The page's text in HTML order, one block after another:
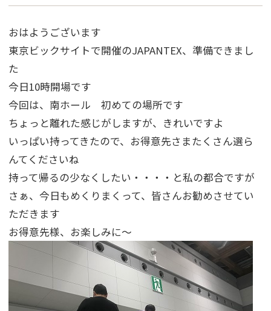
おはようございます
東京ビックサイトで開催のJAPANTEX、準備できまし
た
今日10時開場です
今回は、南ホール 初めての場所です
ちょっと離れた感じがしますが、きれいですよ
いっぱい持ってきたので、お得意先さまたくさん選ら
んてくださいね
持って帰るの少なくしたい・・・・と私の都合ですが
さぁ、今日もめくりまくって、皆さんお勧めさせてい
ただきます
お得意先様、お楽しみに～